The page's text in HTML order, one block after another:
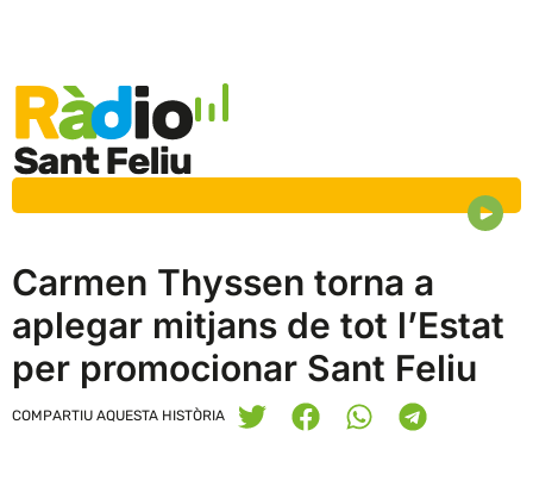
Carmen Thyssen torna a
aplegar mitjans de tot l’Estat
per promocionar Sant Feliu
COMPARTIU AQUESTA HISTÒRIA